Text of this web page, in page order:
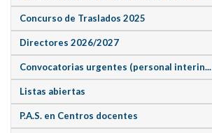
Concurso de Traslados 2025
Directores 2026/2027
Convocatorias urgentes (personal interin...
Listas abiertas
P.A.S. en Centros docentes